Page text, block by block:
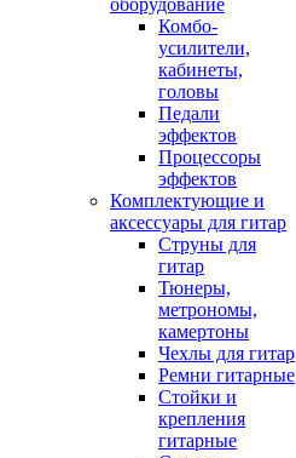
оборудование
Комбо-
усилители,
кабинеты,
головы
Педали
эффектов
Процессоры
эффектов
Комплектующие и
аксессуары для гитар
Струны для
гитар
Тюнеры,
метрономы,
камертоны
Чехлы для гитар
Ремни гитарные
Стойки и
крепления
гитарные